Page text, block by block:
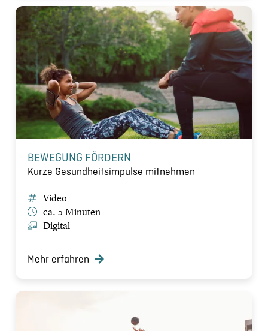
BEWEGUNG FÖRDERN
Kurze Gesundheitsimpulse mitnehmen
Video
ca. 5 Minuten
Digital
Mehr erfahren